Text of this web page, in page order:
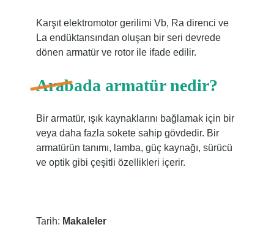
Karşıt elektromotor gerilimi Vb, Ra direnci ve
La endüktansından oluşan bir seri devrede
dönen armatür ve rotor ile ifade edilir.
Arabada armatür nedir?
Bir armatür, ışık kaynaklarını bağlamak için bir
veya daha fazla sokete sahip gövdedir. Bir
armatürün tanımı, lamba, güç kaynağı, sürücü
ve optik gibi çeşitli özellikleri içerir.
Tarih: Makaleler